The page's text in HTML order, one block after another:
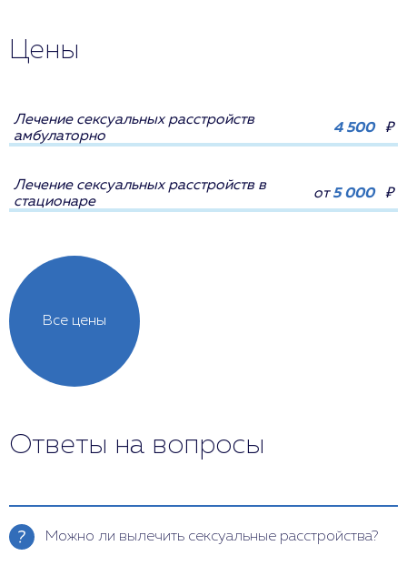
Цены
Все цены
Лечение сексуальных расстройств
амбулаторно
4 500 ₽
Лечение сексуальных расстройств в
стационаре
от5 000 ₽
Ответы на вопросы
Можно ли вылечить сексуальные расстройства?